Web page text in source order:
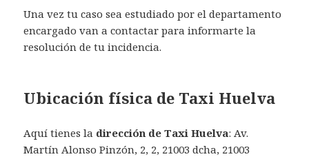
Una vez tu caso sea estudiado por el departamento
encargado van a contactar para informarte la
resolución de tu incidencia.
Ubicación física de Taxi Huelva
Aquí tienes la dirección de Taxi Huelva: Av.
Martín Alonso Pinzón, 2, 2, 21003 dcha, 21003